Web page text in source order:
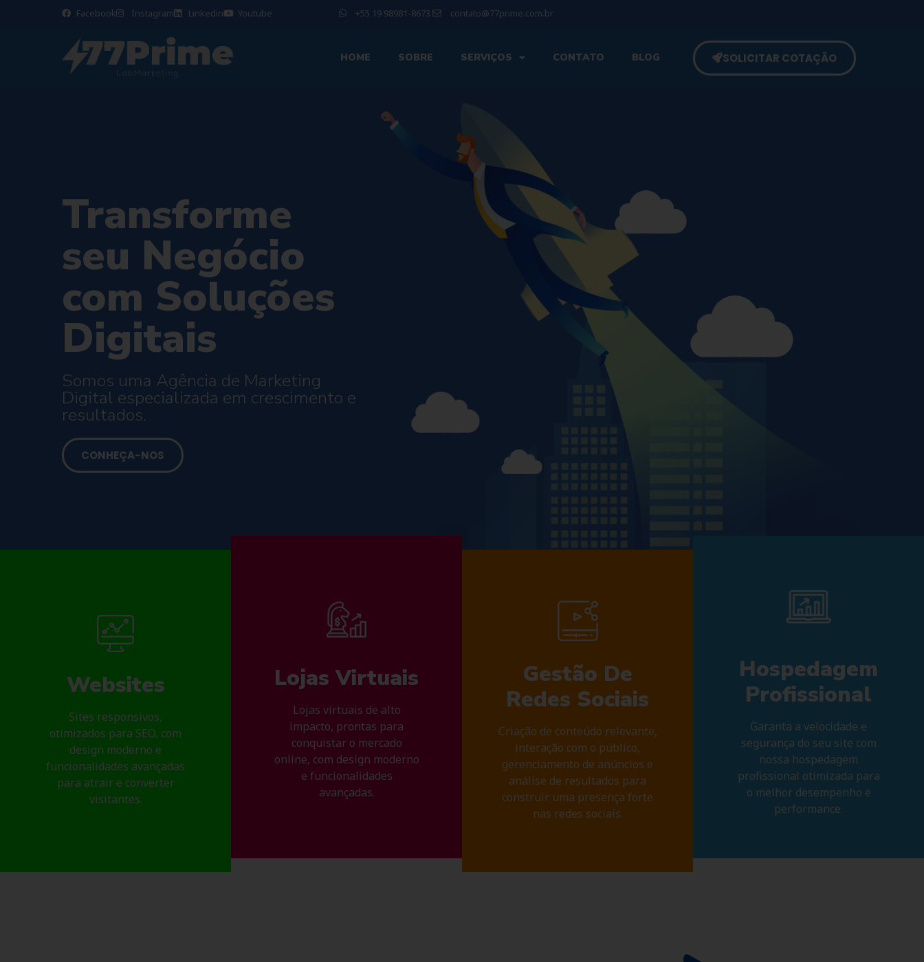
Facebook Instagram Linkedin Youtube +55 19 98981-8673 contato@77prime.com.br
HOME SOBRE SERVIÇOS CONTATO BLOG SOLICITAR COTAÇÃO
Transforme
seu Negócio
com Soluções
Digitais
Somos uma Agência de Marketing
Digital especializada em crescimento e
resultados.
CONHEÇA-NOS
Websites
Sites responsivos,
otimizados para SEO, com
design moderno e
funcionalidades avançadas
para atrair e converter
visitantes.
Lojas Virtuais
Lojas virtuais de alto
impacto, prontas para
conquistar o mercado
online, com design moderno
e funcionalidades
avançadas.
Gestão De
Redes Sociais
Criação de conteúdo relevante,
interação com o público,
gerenciamento de anúncios e
análise de resultados para
construir uma presença forte
nas redes sociais.
Hospedagem
Profissional
Garanta a velocidade e
segurança do seu site com
nossa hospedagem
profissional otimizada para
o melhor desempenho e
performance.